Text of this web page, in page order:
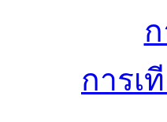
การเ